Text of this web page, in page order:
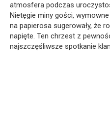
atmosfera podczas
Nietęgie miny gości,
na papierosa sugerowały, że
napięte. Ten chrzest z
najszczęśliwsze spotkanie